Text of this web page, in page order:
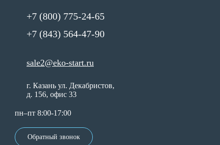
+7 (800) 775-24-65
+7 (843) 564-47-90
sale2@eko-start.ru
г. Казань ул. Декабристов,
д. 156, офис 33
пн–пт 8:00-17:00
Обратный звонок